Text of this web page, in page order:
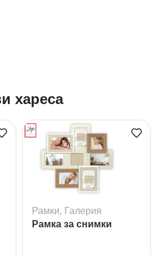
хареса
Рамки, Галерия
Рамка за снимки